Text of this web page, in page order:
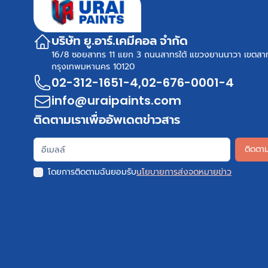
บริษัท ยู.อาร์.เคมีคอล จำกัด
16/8 ซอยสาทร 11 แยก 3 ถนนสาทรใต้ แขวงยานนาวา เขตสา
กรุงเทพมหานคร 10120
02-312-1651-4,02-676-0001-4
info@uraipaints.com
ติดตามเราเพื่ออัพเดตข่าวสาร
ติดตา
โดยการติดตามฉันยอมรับนโยบายการส่งจดหมายข่าว